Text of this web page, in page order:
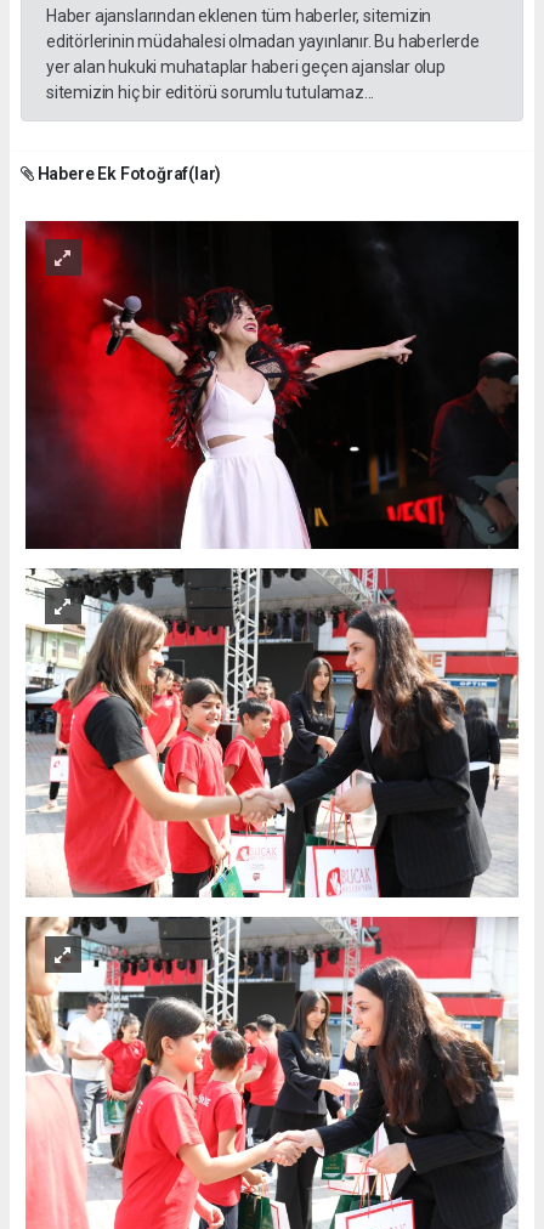
Haber ajanslarından eklenen tüm haberler, sitemizin
editörlerinin müdahalesi olmadan yayınlanır. Bu haberlerde
yer alan hukuki muhataplar haberi geçen ajanslar olup
sitemizin hiç bir editörü sorumlu tutulamaz...
Habere Ek Fotoğraf(lar)